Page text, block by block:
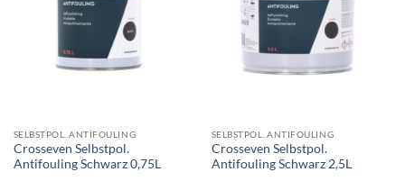
SELBSTPOL. ANTIFOULING
Crosseven Selbstpol.
Antifouling Schwarz 0,75L
SELBSTPOL. ANTIFOULING
Crosseven Selbstpol.
Antifouling Schwarz 2,5L